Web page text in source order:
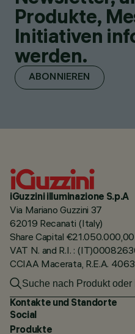
Produkte,
Initiativen
werden.
ABONNIEREN
iGuzzini illuminazione S.p.A
Via Mariano Guzzini 37
62019 Recanati (Italy)
Share Capital €21.050.000,00
VAT N. and R.I. :
CCIAA Macerata, R.E.A.
Kontakte und Standorte
Social
Produkte